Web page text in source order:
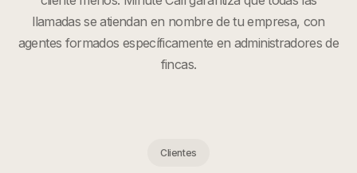
llamadas se atiendan en nombre de tu empresa, con
agentes formados específicamente en administradores de
fincas.
Clientes